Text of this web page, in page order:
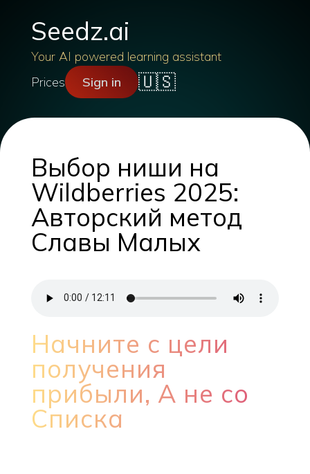
Seedz.ai
Your AI powered learning assistant
Prices
Sign in 🇺🇸
Выбор ниши на
Wildberries 2025:
Авторский метод
Славы Малых
Начните с цели
получения
прибыли, А не со
Списка